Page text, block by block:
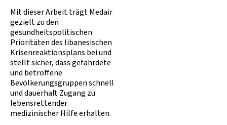
Mit dieser Arbeit trägt Medair
gezielt zu den
gesundheitspolitischen
Prioritäten des libanesischen
Krisenreaktionsplans bei und
stellt sicher, dass gefährdete
und betroffene
Bevölkerungsgruppen schnell
und dauerhaft Zugang zu
lebensrettender
medizinischer Hilfe erhalten.